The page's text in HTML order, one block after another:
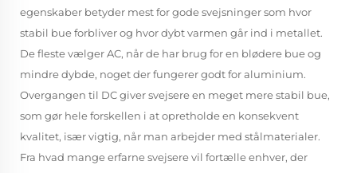
egenskaber betyder mest for gode svejsninger som hvor
stabil bue forbliver og hvor dybt varmen går ind i metallet.
De fleste vælger AC, når de har brug for en blødere bue og
mindre dybde, noget der fungerer godt for aluminium.
Overgangen til DC giver svejsere en meget mere stabil bue,
som gør hele forskellen i at opretholde en konsekvent
kvalitet, især vigtig, når man arbejder med stålmaterialer.
Fra hvad mange erfarne svejsere vil fortælle enhver, der